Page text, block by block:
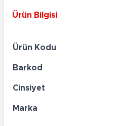
Ürün Bilgisi
Ürün Kodu
Barkod
Cinsiyet
Marka